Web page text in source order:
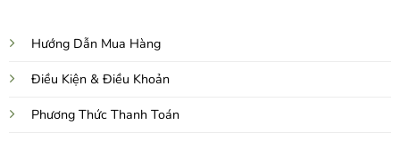
Hướng Dẫn Mua Hàng
Điều Kiện & Điều Khoản
Phương Thức Thanh Toán